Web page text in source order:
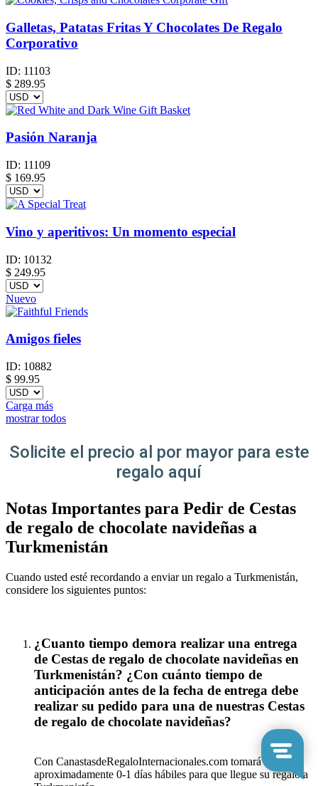
Galletas, Patatas Fritas Y Chocolates De Regalo
Corporativo
ID: 11103
$ 289.95
Pasión Naranja
ID: 11109
$ 169.95
Vino y aperitivos: Un momento especial
ID: 10132
$ 249.95
Nuevo
Amigos fieles
ID: 10882
$ 99.95
Carga más
mostrar todos
Solicite el precio al por mayor para este
regalo aquí
Notas Importantes para Pedir de Cestas
de regalo de chocolate navideñas a
Turkmenistán
Cuando usted esté recordando a enviar un regalo a Turkmenistán,
considere los siguientes puntos:
¿Cuanto tiempo demora realizar una entrega
de Cestas de regalo de chocolate navideñas en
Turkmenistán? ¿Con cuánto tiempo de
anticipación antes de la fecha de entrega debe
realizar su pedido para una de nuestras Cestas
de regalo de chocolate navideñas?
Con CanastasdeRegaloInternacionales.com tomará
aproximadamente 0-1 días hábiles para que llegue su regalo a